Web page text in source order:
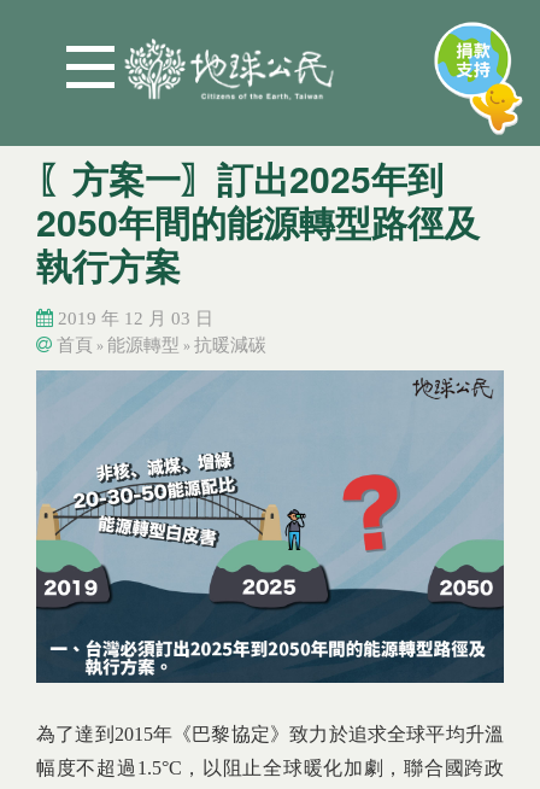
〖方案一〗訂出2025年到
2050年間的能源轉型路徑及
執行方案
2019 年 12 月 03 日
您在這裡
首頁 » 能源轉型 » 抗暖減碳
為了達到2015年《巴黎協定》致力於追求全球平均升溫
幅度不超過1.5°C，以阻止全球暖化加劇，聯合國跨政